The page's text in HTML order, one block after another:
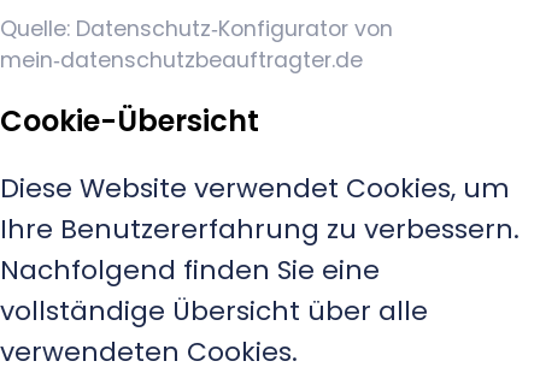
Quelle: Datenschutz‑Konfigurator von
mein‑datenschutzbeauftragter.de
Cookie-Übersicht
Diese Website verwendet Cookies, um
Ihre Benutzererfahrung zu verbessern.
Nachfolgend finden Sie eine
vollständige Übersicht über alle
verwendeten Cookies.